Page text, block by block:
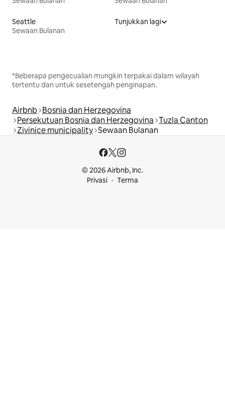
Seattle
Sewaan Bulanan
Tunjukkan lagi
*Beberapa pengecualian mungkin terpakai dalam wilayah
tertentu dan untuk sesetengah penginapan.
Airbnb Bosnia dan Herzegovina
Persekutuan Bosnia dan Herzegovina Tuzla Canton
Zivinice municipality Sewaan Bulanan
© 2026 Airbnb, Inc.
Privasi
Terma